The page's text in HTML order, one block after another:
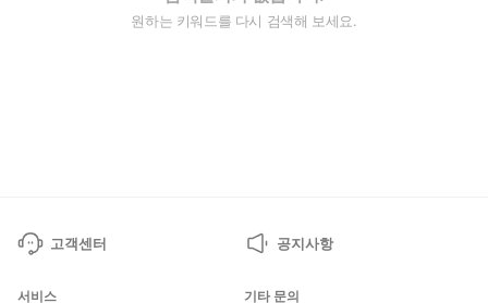
원하는 키워드를 다시 검색해 보세요.
고객센터 공지사항
서비스 기타 문의